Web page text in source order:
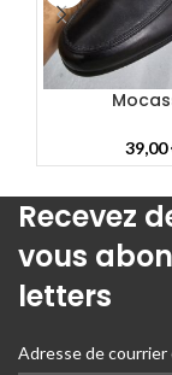
39,00
Recevez
vous
letters
Adresse de